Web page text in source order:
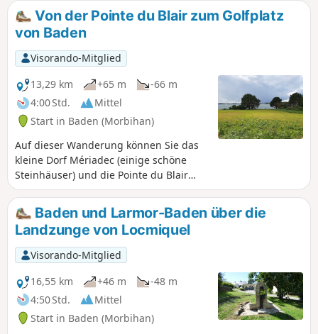
Von der Pointe du Blair zum Golfplatz
von Baden
Visorando-Mitglied
13,29 km
+65 m
-66 m
4:00 Std.
Mittel
Start in Baden (Morbihan)
Auf dieser Wanderung können Sie das
kleine Dorf Mériadec (einige schöne
Steinhäuser) und die Pointe du Blair
(schöne Villen auf einem geschützten
Anwesen) entdecken und einen Teil des
Flusses Rivière d'Auray entlangwandern.
Baden und Larmor-Baden über die
Landzunge von Locmiquel
Visorando-Mitglied
16,55 km
+46 m
-48 m
4:50 Std.
Mittel
Start in Baden (Morbihan)